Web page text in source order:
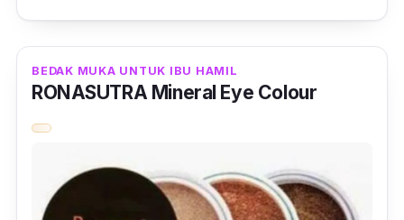
Tekstur yang ringan menjadikan mudah
menyerap ke dalam lapisan kulit serta
memudahkan dicampur dengan bedak asas
dan digunakan untuk bersolek.
BEDAK MUKA UNTUK IBU HAMIL
RONASUTRA Mineral Eye Colour